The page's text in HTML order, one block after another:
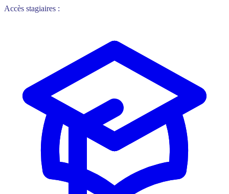
Accès stagiaires :